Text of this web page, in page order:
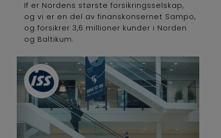
If er Nordens største forsikringsselskap,
og vi er en del av finanskonsernet Sampo,
og forsikrer 3,6 millioner kunder i Norden
og Baltikum.